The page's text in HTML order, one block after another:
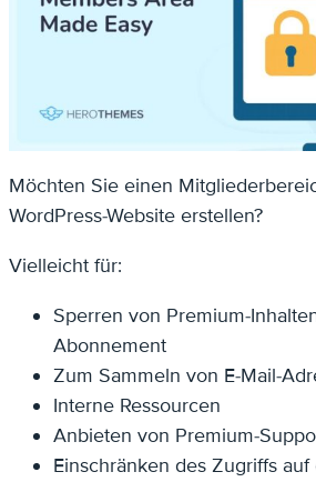
Möchten Sie einen
WordPress-Website erstellen?
Vielleicht für:
Sperren von Premium-
Abonnement
Zum Sammeln von E-Mail-
Interne Ressourcen
Anbieten von Premium-
Einschränken des Zugriffs